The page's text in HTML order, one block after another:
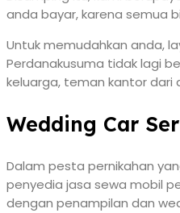
anda bayar, karena semua
Untuk memudahkan anda,
Perdanakusuma tidak lagi
keluarga, teman kantor dari
Wedding Car
Dalam pesta pernikahan
penyedia jasa sewa mobil
dengan penampilan dan